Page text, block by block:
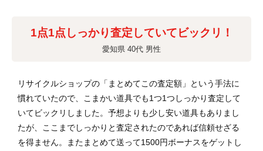
1点1点しっかり査定していてビックリ！
愛知県 40代 男性
リサイクルショップの「まとめてこの査定額」という手法に
慣れていたので、こまかい道具でも1つ1つしっかり査定して
いてビックリしました。予想よりも少し安い道具もありまし
たが、ここまでしっかりと査定されたのであれば信頼せざる
を得ません。またまとめて送って1500円ボーナスをゲットし